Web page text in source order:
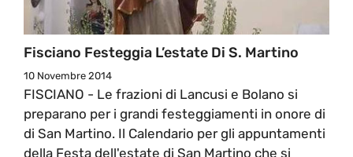
Fisciano Festeggia L’estate Di S. Martino
10 Novembre 2014
FISCIANO - Le frazioni di Lancusi e Bolano si
preparano per i grandi festeggiamenti in onore di
di San Martino. Il Calendario per gli appuntamenti
della Festa dell'estate di San Martino che si